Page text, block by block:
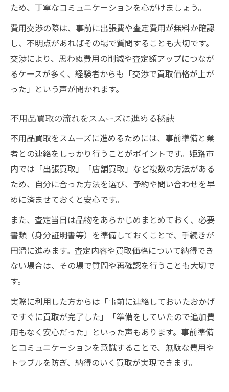
ため、丁寧なコミュニケーションを心がけましょう。
費用交渉の際は、事前に出張費や査定費用が無料か確認
し、不明点があればその場で質問することも大切です。
交渉により、思わぬ費用の削減や査定額アップにつなが
るケースが多く、経験者からも「交渉で買取価格が上が
った」という声が聞かれます。
不用品買取の流れをスムーズに進める秘訣
不用品買取をスムーズに進めるためには、事前準備と業
者との連絡をしっかり行うことがポイントです。姫路市
内では「出張買取」「店舗買取」など複数の方法がある
ため、自分に合った方法を選び、予約や問い合わせを早
めに済ませておくと安心です。
また、査定当日は品物をあらかじめまとめておく、必要
書類（身分証明書等）を準備しておくことで、手続きが
円滑に進みます。査定内容や買取価格について納得でき
ない場合は、その場で質問や再確認を行うことも大切で
す。
実際に利用した方からは「事前に連絡しておいたおかげ
ですぐに買取が完了した」「準備をしていたので追加費
用もなく安心だった」といった声もあります。事前準備
とコミュニケーションを意識することで、無駄な費用や
トラブルを防ぎ、納得のいく買取が実現できます。